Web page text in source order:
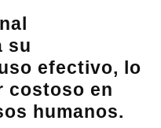
su
efectivo, lo
costoso en
humanos.